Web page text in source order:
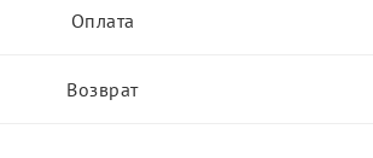
Оплата
Возврат